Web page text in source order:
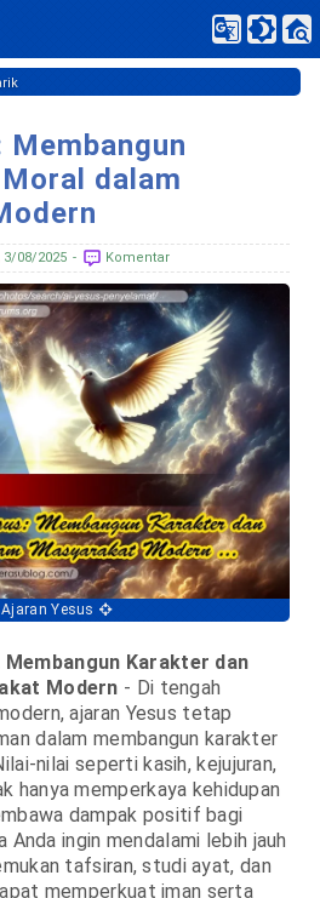
Membangun
dalam
3/08/2025 Komentar
Ajaran Yesus
Membangun Karakter dan
Modern - Di tengah
ajaran Yesus tetap
dalam membangun karakter
nilai seperti kasih, kejujuran,
hanya memperkaya kehidupan
dampak positif bagi
Anda ingin mendalami lebih jauh
tafsiran, studi ayat, dan
memperkuat iman serta